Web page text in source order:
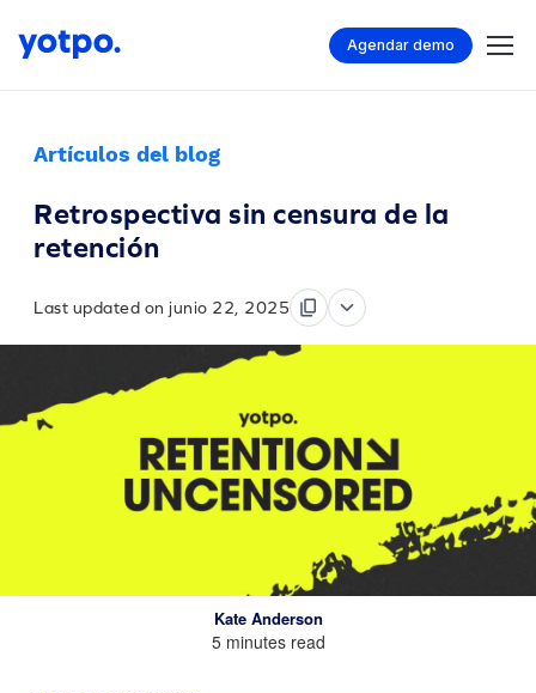
Agendar demo
Artículos del blog
Retrospectiva sin censura de la
retención
Last updated on junio 22, 2025
Kate Anderson
5 minutes read